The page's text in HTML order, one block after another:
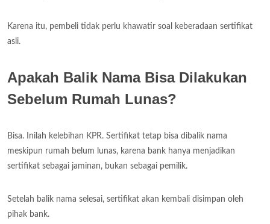
Karena itu, pembeli tidak perlu khawatir soal keberadaan sertifikat
asli.
Apakah Balik Nama Bisa Dilakukan
Sebelum Rumah Lunas?
Bisa. Inilah kelebihan KPR. Sertifikat tetap bisa dibalik nama
meskipun rumah belum lunas, karena bank hanya menjadikan
sertifikat sebagai jaminan, bukan sebagai pemilik.
Setelah balik nama selesai, sertifikat akan kembali disimpan oleh
pihak bank.